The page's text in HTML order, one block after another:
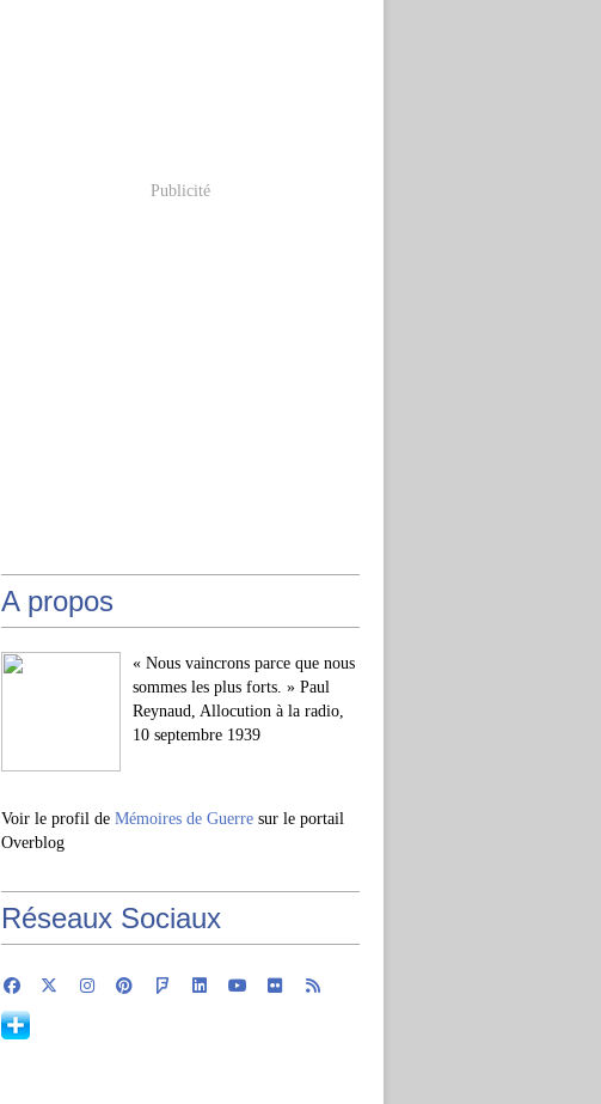
Publicité
A propos
« Nous vaincrons parce que nous
sommes les plus forts. » Paul
Reynaud, Allocution à la radio,
10 septembre 1939
Voir le profil de Mémoires de Guerre sur le portail
Overblog
Réseaux Sociaux